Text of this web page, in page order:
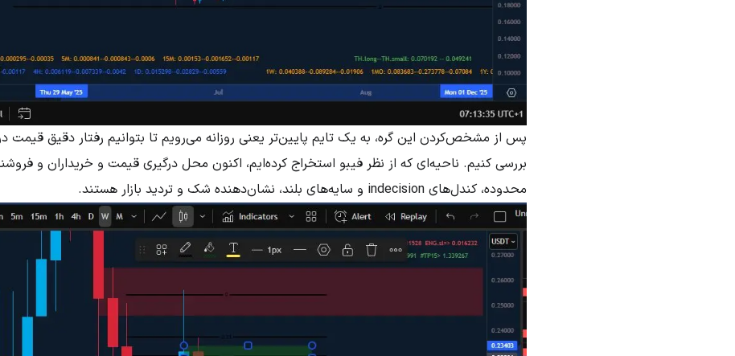
پس از مشخص‌کردن این گره، به یک تایم پایین‌تر یعنی روزانه می‌رویم تا بتوانیم رفتار دقیق قیمت
بررسی کنیم. ناحیه‌ای که از نظر فیبو استخراج کرده‌ایم، اکنون محل درگیری قیمت و خریداران و
محدوده، کندل‌های indecision و سایه‌های بلند، نشان‌دهنده شک و تردید بازار هستند.